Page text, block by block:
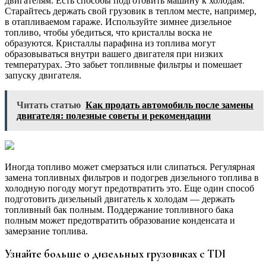
Старайтесь держать свой грузовик в теплом месте, например,
в отапливаемом гараже. Используйте зимнее дизельное
топливо, чтобы убедиться, что кристаллы воска не
образуются. Кристаллы парафина из топлива могут
образовываться внутри вашего двигателя при низких
температурах. Это забьет топливные фильтры и помешает
запуску двигателя.
Читать статью Как продать автомобиль после замены
двигателя: полезные советы и рекомендации
Иногда топливо может смерзаться или слипаться. Регулярная
замена топливных фильтров и подогрев дизельного топлива в
холодную погоду могут предотвратить это. Еще один способ
подготовить дизельный двигатель к холодам — держать
топливный бак полным. Поддержание топливного бака
полным может предотвратить образование конденсата и
замерзание топлива.
Узнайте больше о дизельных грузовиках с TDI